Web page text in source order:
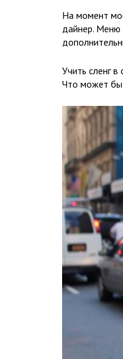
На момент
дайнер. Меню
Учить сленг
Что может